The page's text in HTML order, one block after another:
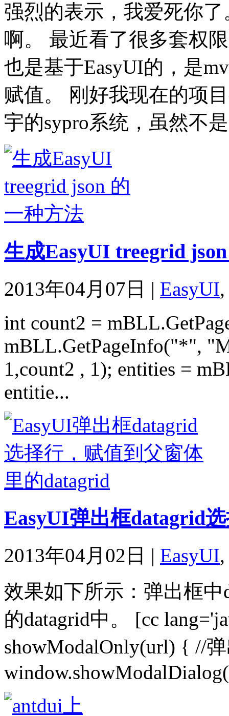
强烈的表示，我爱死你
啊。 最近看了很多套权
也是基于EasyUI的，是
赋值。 刚好我现在的项
宇的sypro系统，虽然不
生成EasyUI treegrid
2013年04月07日 | EasyUI
int count2 =
mBLL.GetPageInfo("*",
1,count2 , 1); entities =
entitie...
EasyUI弹出框datagrid
2013年04月02日 | EasyUI
效果如下所示：弹出框
的datagrid中。 [cc
showModalOnly(url) { //